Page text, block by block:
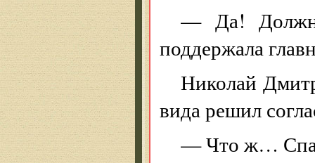
— Да!
поддержала
Николай
вида решил
— Что ж…